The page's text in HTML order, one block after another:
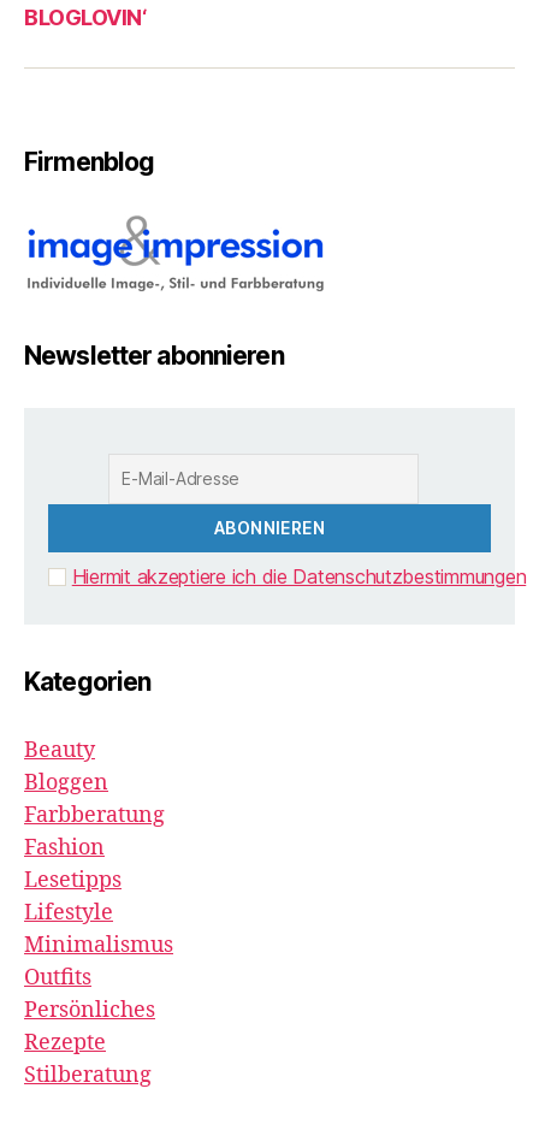
BLOGLOVIN‘
Firmenblog
Newsletter abonnieren
Hiermit akzeptiere ich die Datenschutzbestimmungen
Kategorien
Beauty
Bloggen
Farbberatung
Fashion
Lesetipps
Lifestyle
Minimalismus
Outfits
Persönliches
Rezepte
Stilberatung